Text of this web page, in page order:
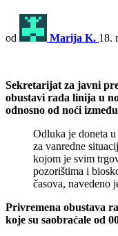
od Marija K. 18.
Sekretarijat za javni
obustavi rada linija u
odnosno od noći
Odluka je doneta u
za vanredne
kojom je svim
pozorištima i
časova, navedeno
Privremena obustava
koje su saobraćale od